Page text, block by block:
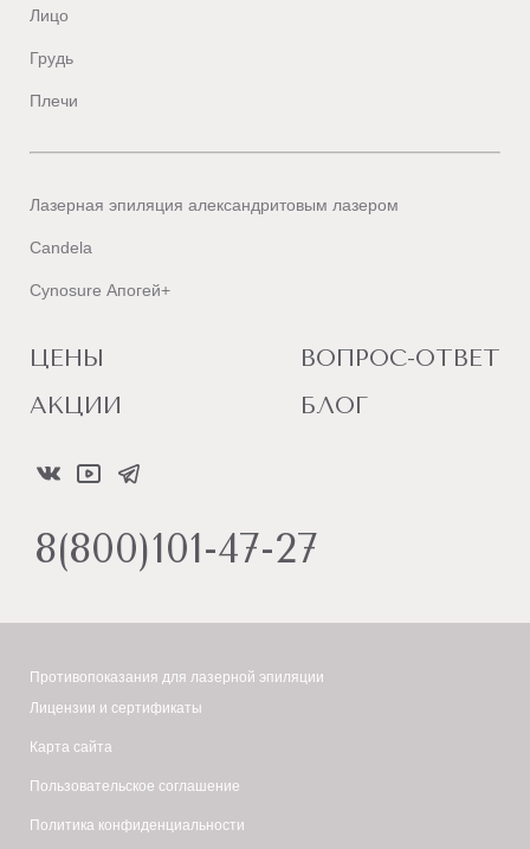
Лицо
Грудь
Плечи
Лазерная эпиляция александритовым лазером
Candela
Cynosure Апогей+
ЦЕНЫ
АКЦИИ
ВОПРОС-ОТВЕТ
БЛОГ
8(800)101-47-27
Противопоказания для лазерной эпиляции
Лицензии и сертификаты
Карта сайта
Пользовательское соглашение
Политика конфиденциальности